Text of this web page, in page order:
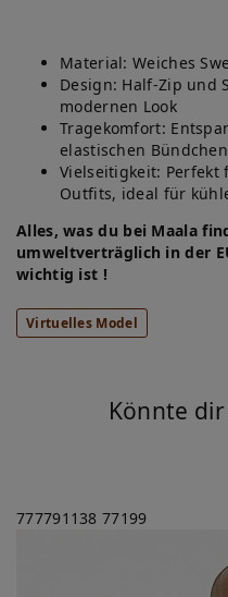
Material: Weiches
Design: Half-Zip und
modernen Look
Tragekomfort:
elastischen
Vielseitigkeit: Perfekt
Outfits, ideal für
Alles, was du bei Maala
umweltverträglich in der
wichtig ist !
Virtuelles Model
Könnte
777791138 77199